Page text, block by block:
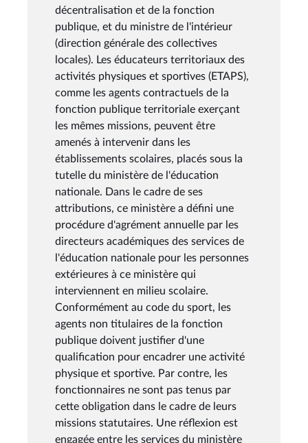
décentralisation et de la fonction
publique, et du ministre de l'intérieur
(direction générale des collectives
locales). Les éducateurs territoriaux des
activités physiques et sportives (ETAPS),
comme les agents contractuels de la
fonction publique territoriale exerçant
les mêmes missions, peuvent être
amenés à intervenir dans les
établissements scolaires, placés sous la
tutelle du ministère de l'éducation
nationale. Dans le cadre de ses
attributions, ce ministère a défini une
procédure d'agrément annuelle par les
directeurs académiques des services de
l'éducation nationale pour les personnes
extérieures à ce ministère qui
interviennent en milieu scolaire.
Conformément au code du sport, les
agents non titulaires de la fonction
publique doivent justifier d'une
qualification pour encadrer une activité
physique et sportive. Par contre, les
fonctionnaires ne sont pas tenus par
cette obligation dans le cadre de leurs
missions statutaires. Une réflexion est
engagée entre les services du ministère